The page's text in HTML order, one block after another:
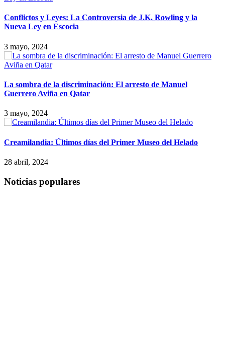
Conflictos y Leyes: La Controversia de J.K. Rowling y la
Nueva Ley en Escocia
3 mayo, 2024
La sombra de la discriminación: El arresto de Manuel
Guerrero Aviña en Qatar
3 mayo, 2024
Creamilandia: Últimos días del Primer Museo del Helado
28 abril, 2024
Noticias populares